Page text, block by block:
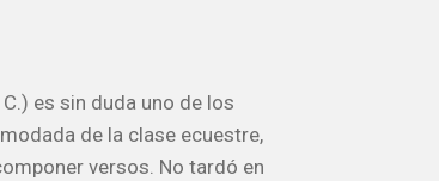
es sin duda uno de los
de la clase ecuestre,
versos. No tardó en